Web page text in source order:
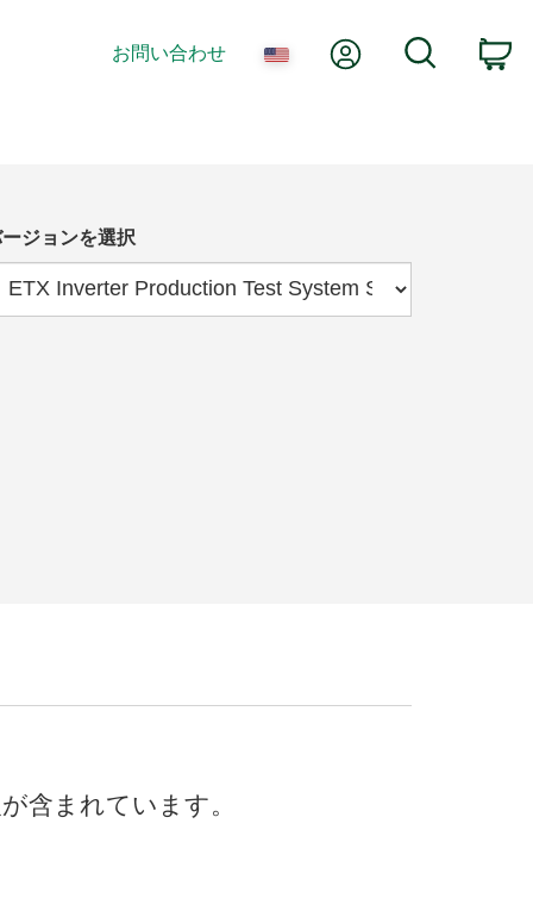
お問い合わせ Myアカウント
ジョンを選択
が含 まれてい ます。